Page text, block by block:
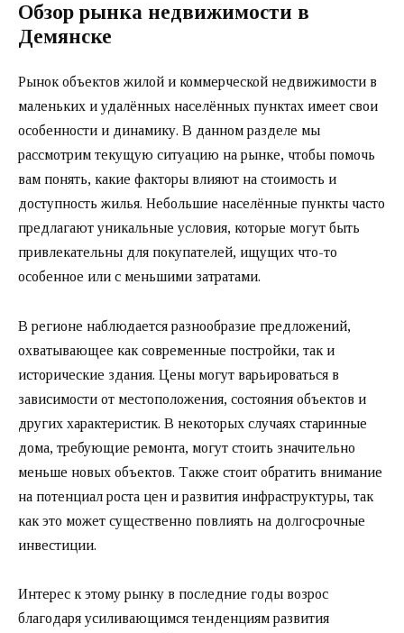
Обзор рынка недвижимости в
Демянске
Рынок объектов жилой и коммерческой недвижимости в
маленьких и удалённых населённых пунктах имеет свои
особенности и динамику. В данном разделе мы
рассмотрим текущую ситуацию на рынке, чтобы помочь
вам понять, какие факторы влияют на стоимость и
доступность жилья. Небольшие населённые пункты часто
предлагают уникальные условия, которые могут быть
привлекательны для покупателей, ищущих что-то
особенное или с меньшими затратами.
В регионе наблюдается разнообразие предложений,
охватывающее как современные постройки, так и
исторические здания. Цены могут варьироваться в
зависимости от местоположения, состояния объектов и
других характеристик. В некоторых случаях старинные
дома, требующие ремонта, могут стоить значительно
меньше новых объектов. Также стоит обратить внимание
на потенциал роста цен и развития инфраструктуры, так
как это может существенно повлиять на долгосрочные
инвестиции.
Интерес к этому рынку в последние годы возрос
благодаря усиливающимся тенденциям развития